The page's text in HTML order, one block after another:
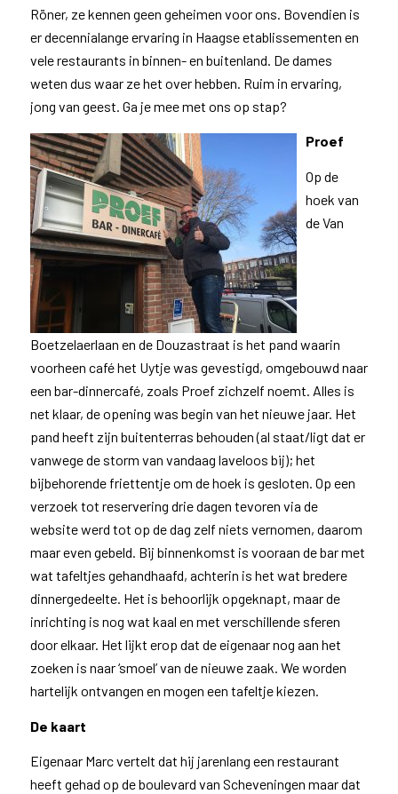
Röner, ze kennen geen geheimen voor ons. Bovendien is
er decennialange ervaring in Haagse etablissementen en
vele restaurants in binnen- en buitenland. De dames
weten dus waar ze het over hebben. Ruim in ervaring,
jong van geest. Ga je mee met ons op stap?
Proef
Op de
hoek van
de Van
Boetzelaerlaan en de Douzastraat is het pand waarin
voorheen café het Uytje was gevestigd, omgebouwd naar
een bar-dinnercafé, zoals Proef zichzelf noemt. Alles is
net klaar, de opening was begin van het nieuwe jaar. Het
pand heeft zijn buitenterras behouden (al staat/ligt dat er
vanwege de storm van vandaag laveloos bij); het
bijbehorende friettentje om de hoek is gesloten. Op een
verzoek tot reservering drie dagen tevoren via de
website werd tot op de dag zelf niets vernomen, daarom
maar even gebeld. Bij binnenkomst is vooraan de bar met
wat tafeltjes gehandhaafd, achterin is het wat bredere
dinnergedeelte. Het is behoorlijk opgeknapt, maar de
inrichting is nog wat kaal en met verschillende sferen
door elkaar. Het lijkt erop dat de eigenaar nog aan het
zoeken is naar ‘smoel’ van de nieuwe zaak. We worden
hartelijk ontvangen en mogen een tafeltje kiezen.
De kaart
Eigenaar Marc vertelt dat hij jarenlang een restaurant
heeft gehad op de boulevard van Scheveningen maar dat